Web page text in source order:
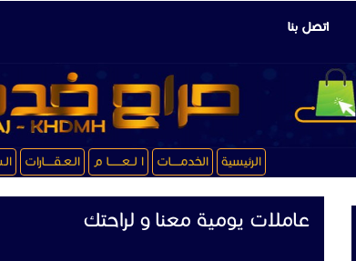
اتصل بنا
الرئيسية الخدمـــــات ا لــعـــــــا م الـعـقـــــارات
عاملات يومية معنا و لراحتك